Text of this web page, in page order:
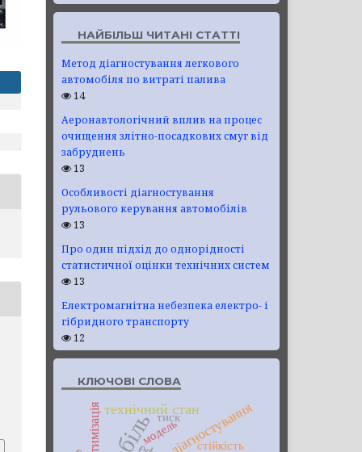
НАЙБІЛЬШ ЧИТАНІ СТАТТІ
Метод діагностування легкового
автомобіля по витраті палива
14
Аеронавтологічний вплив на процес
очищення злітно-посадкових смуг від
забруднень
13
Особливості діагностування
рульового керування автомобілів
13
Про один підхід до однорідності
статистичної оцінки технічних систем
13
Електромагнітна небезпека електро- і
гібридного транспорту
12
КЛЮЧОВІ СЛОВА
технічний стандіагностування
оптимізація модель
тиск
стійкість